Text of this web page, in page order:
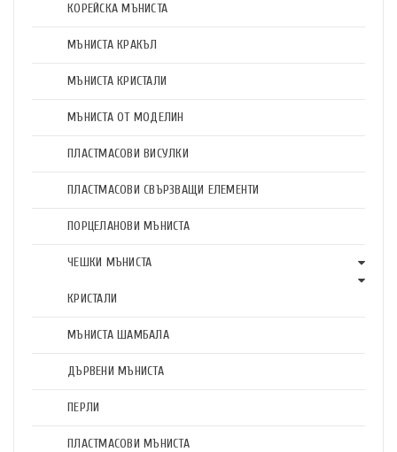
КОРЕЙСКА МЪНИСТА
МЪНИСТА КРАКЪЛ
МЪНИСТА КРИСТАЛИ
МЪНИСТА ОТ МОДЕЛИН
ПЛАСТМАСОВИ ВИСУЛКИ
ПЛАСТМАСОВИ СВЪРЗВАЩИ ЕЛЕМЕНТИ
ПОРЦЕЛАНОВИ МЪНИСТА
ЧЕШКИ МЪНИСТА
КРИСТАЛИ
МЪНИСТА ШАМБАЛА
ДЪРВЕНИ МЪНИСТА
ПЕРЛИ
ПЛАСТМАСОВИ МЪНИСТА